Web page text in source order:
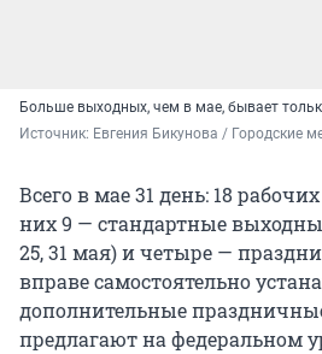
Больше выходных, чем в мае, бывает
Источник: Евгения Бикунова / Городские
Всего в мае 31 день: 18
них 9 — стандартные выходные
25, 31 мая) и четыре —
вправе самостоятельно
дополнительные
предлагают на федеральном